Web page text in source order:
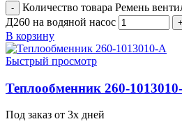
Количество товара Ремень
Д260 на водяной насос
В корзину
Быстрый просмотр
Теплообменник 260-
Под заказ от 3х дней